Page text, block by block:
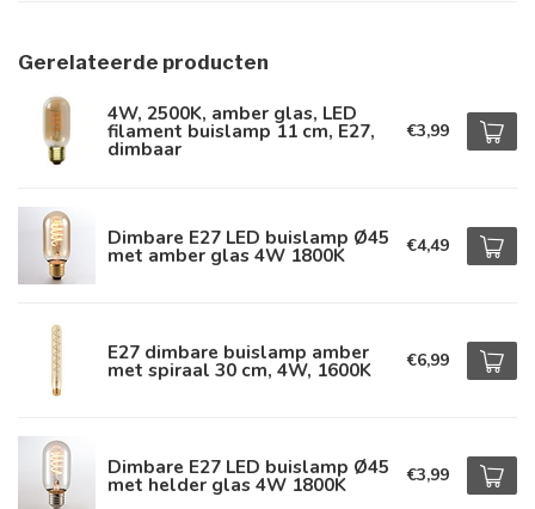
Gerelateerde producten
4W, 2500K, amber glas, LED
filament buislamp 11 cm, E27,
dimbaar
€3,99
Dimbare E27 LED buislamp Ø45
met amber glas 4W 1800K €4,49
E27 dimbare buislamp amber
met spiraal 30 cm, 4W, 1600K €6,99
Dimbare E27 LED buislamp Ø45
met helder glas 4W 1800K €3,99